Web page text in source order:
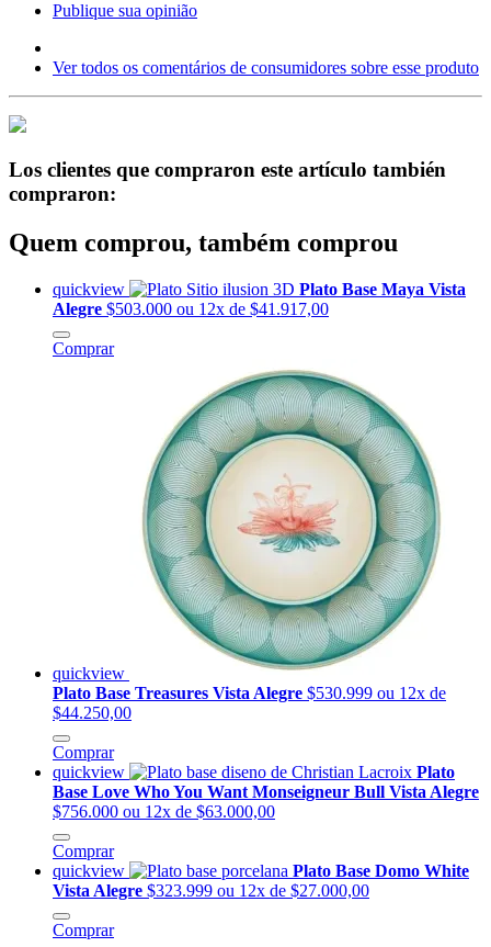
Publique sua opinião
Ver todos os comentários de consumidores sobre esse produto
Los clientes que compraron este artículo también
compraron:
Quem comprou, também comprou
quickview
Plato Base Maya Vista
Alegre $503.000 ou 12x de $41.917,00
Comprar
quickview
Plato Base Treasures Vista Alegre $530.999 ou 12x de
$44.250,00
Comprar
quickview
Plato
Base Love Who You Want Monseigneur Bull Vista Alegre
$756.000 ou 12x de $63.000,00
Comprar
quickview
Plato Base Domo White
Vista Alegre $323.999 ou 12x de $27.000,00
Comprar